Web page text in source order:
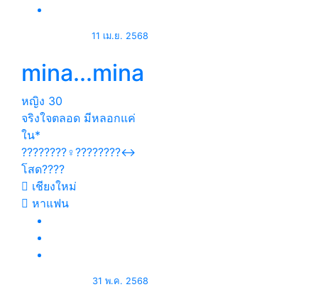
11 เม.ย. 2568
mina...mina
หญิง 30
จริงใจตลอด มีหลอกแค่
ใน*
????????‍♀️????????‍↔️
โสด????
เชียงใหม่
หาแฟน
31 พ.ค. 2568